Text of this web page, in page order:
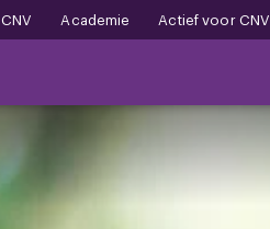
Academie Actief voor CNV